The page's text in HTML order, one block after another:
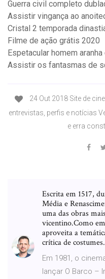
Guerra civil completo
Assistir vingança ao
Cristal 2 temporada
Filme de ação grátis 2020
Espetacular homem
Assistir os fantasmas de
24 Out 2018 Site de
entrevistas, perfis e notícias
e erra
Escrita em 1517,
Média e
uma das obras
vicentino.Como
aproveita a
crítica de costumes.
Em 1981, o
lançar O Barco –